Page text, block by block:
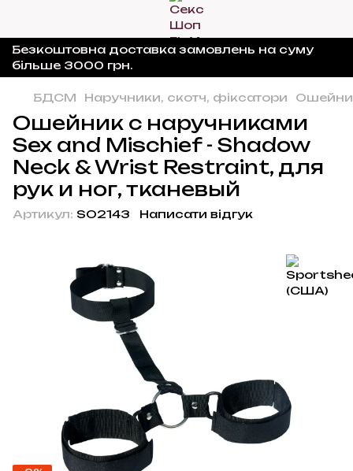
Безкоштовна доставка замовлень на суму
більше 3000 грн.
БДСМ Наручники, скотч, фіксатори
Ошейник с наручниками
Sex and Mischief - Shadow
Neck & Wrist Restraint, для
рук и ног, тканевый
Артикул: SO2143 Написати відгук